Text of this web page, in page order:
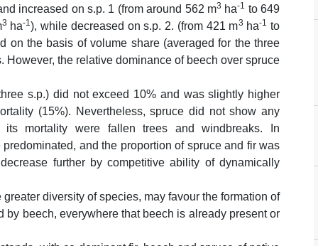
increased on s.p. 1 (from around 562 m3 ha-1 to 649
3 ha-1), while decreased on s.p. 2. (from 421 m3 ha-1 to
on the basis of volume share (averaged for the three
the relative dominance of beech over spruce
s.p.) did not exceed 10% and was slightly higher
(15%). Nevertheless, spruce did not show any
mortality were fallen trees and windbreaks. In
and the proportion of spruce and fir was
further by competitive ability of dynamically
diversity of species, may favour the formation of
beech, everywhere that beech is already present or